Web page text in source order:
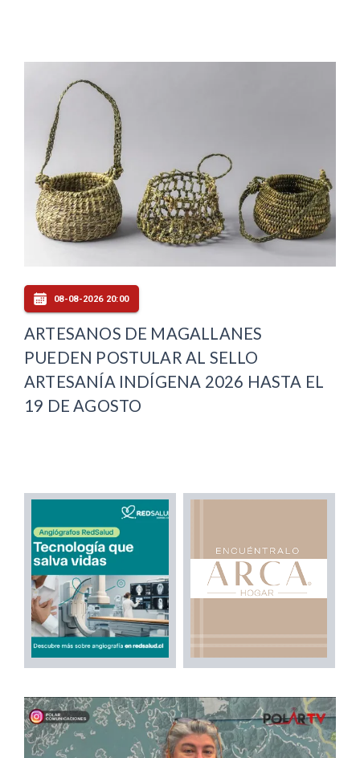
08-08-2026 20:00
ARTESANOS DE MAGALLANES
PUEDEN POSTULAR AL SELLO
ARTESANÍA INDÍGENA 2026 HASTA EL
19 DE AGOSTO